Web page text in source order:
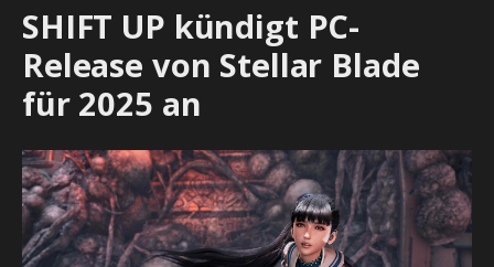
SHIFT UP kündigt PC-
Release von Stellar Blade
für 2025 an